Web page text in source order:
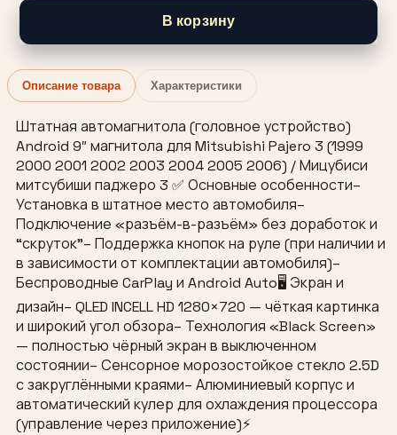
В корзину
Описание товара Характеристики
Штатная автомагнитола (головное устройство)
Android 9″ магнитола для Mitsubishi Pajero 3 (1999
2000 2001 2002 2003 2004 2005 2006) / Мицубиси
митсубиши паджеро 3 ✅ Основные особенности–
Установка в штатное место автомобиля–
Подключение «разъём-в-разъём» без доработок и
“скруток”– Поддержка кнопок на руле (при наличии и
в зависимости от комплектации автомобиля)–
Беспроводные CarPlay и Android Auto🖥 Экран и
дизайн– QLED INCELL HD 1280×720 — чёткая картинка
и широкий угол обзора– Технология «Black Screen»
— полностью чёрный экран в выключенном
состоянии– Сенсорное морозостойкое стекло 2.5D
с закруглёнными краями– Алюминиевый корпус и
автоматический кулер для охлаждения процессора
(управление через приложение)⚡